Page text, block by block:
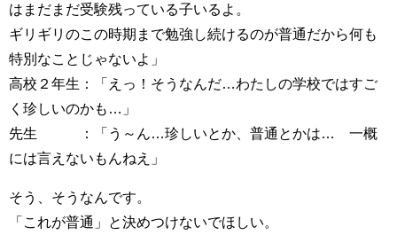
はまだまだ受験残っている子いるよ。
ギリギリのこの時期まで勉強し続けるのが普通だから何も
特別なことじゃないよ」
高校２年生：「えっ！そうなんだ…わたしの学校ではすご
く珍しいのかも…」
先生 ：「う～ん…珍しいとか、普通とかは… 一概
には言えないもんねえ」
そう、そうなんです。
「これが普通」と決めつけないでほしい。